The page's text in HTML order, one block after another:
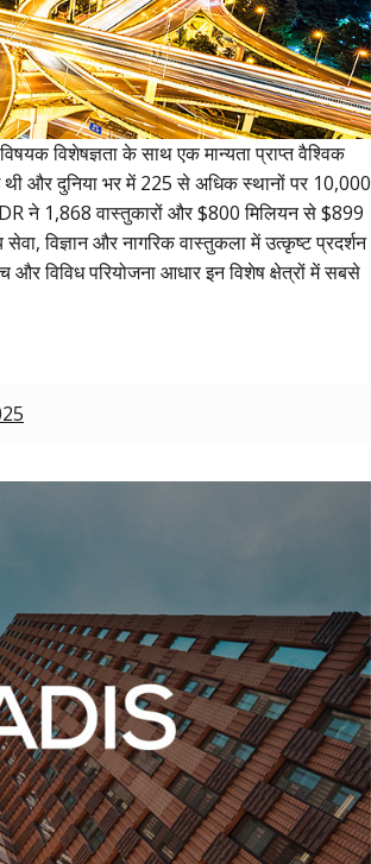
विशेषज्ञता के साथ एक मान्यता प्राप्त वैश्विक
थी और दुनिया भर में 225 से अधिक स्थानों पर 10,000
ने 1,868 वास्तुकारों और $800 मिलियन से $899
विज्ञान और नागरिक वास्तुकला में उत्कृष्ट प्रदर्शन
और विविध परियोजना आधार इन विशेष क्षेत्रों में सबसे